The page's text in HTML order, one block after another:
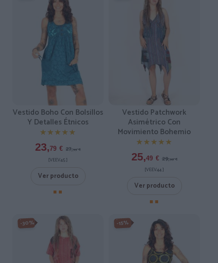
Vestido Boho Con Bolsillos
Y Detalles Étnicos
★★★★★
★★★★★
23,79 € 27,99 €
[VEEV45 ]
Ver producto
Vestido Patchwork
Asimétrico Con
Movimiento Bohemio
★★★★★
★★★★★
25,49 € 29,99 €
[VEEV44 ]
Ver producto
-30% -15%